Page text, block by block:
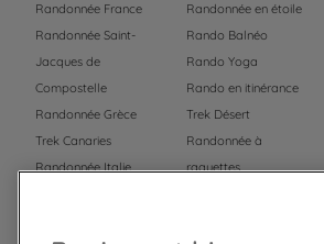
Randonnée France
Randonnée Saint-
Jacques de
Compostelle
Randonnée Grèce
Trek Canaries
Randonnée Italie
Randonnée en étoile
Rando Balnéo
Rando Yoga
Rando en itinérance
Trek Désert
Randonnée à
raquettes